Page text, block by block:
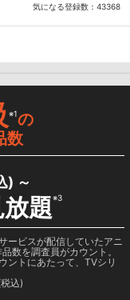
気になる登録数： 43368
※1の
数
) ～
題※3
ービスが配信していたアニ
数を調査員がカウント。
ントにあたって、TVシリ
込)